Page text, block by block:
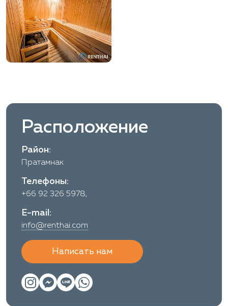
Расположение
Район:
Пратамнак
Телефоны:
+66 92 326 5978,
E-mail:
info@renthai.com
Написать нам